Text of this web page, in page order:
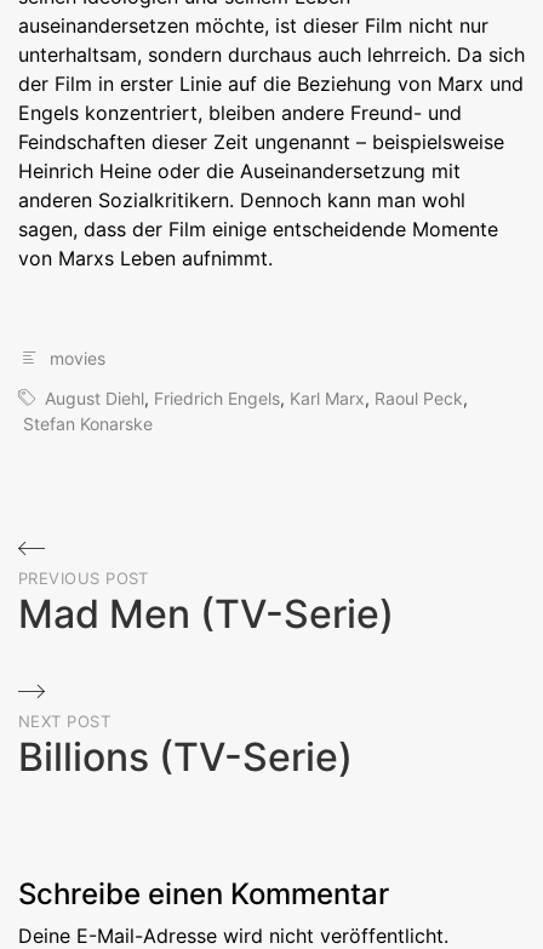
auseinandersetzen möchte, ist dieser Film nicht nur
unterhaltsam, sondern durchaus auch lehrreich. Da sich
der Film in erster Linie auf die Beziehung von Marx und
Engels konzentriert, bleiben andere Freund- und
Feindschaften dieser Zeit ungenannt – beispielsweise
Heinrich Heine oder die Auseinandersetzung mit
anderen Sozialkritikern. Dennoch kann man wohl
sagen, dass der Film einige entscheidende Momente
von Marxs Leben aufnimmt.
movies
August Diehl, Friedrich Engels, Karl Marx, Raoul Peck,
Stefan Konarske
Beitragsnavigation
PREVIOUS POST
Mad Men (TV-Serie)
Post
NEXT POST
Billions (TV-Serie)
Schreibe einen Kommentar
Deine E-Mail-Adresse wird nicht veröffentlicht.